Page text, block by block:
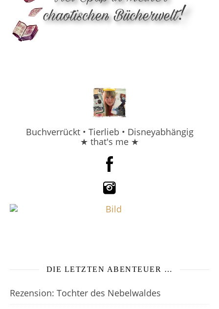
Buchverrückt • Tierlieb • Disneyabhängig
★ that's me ★
DIE LETZTEN ABENTEUER …
Rezension: Tochter des Nebelwaldes